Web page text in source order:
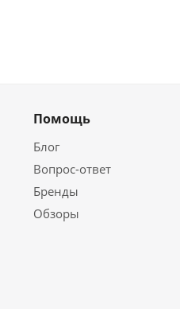
Помощь
Блог
Вопрос-ответ
Бренды
Обзоры